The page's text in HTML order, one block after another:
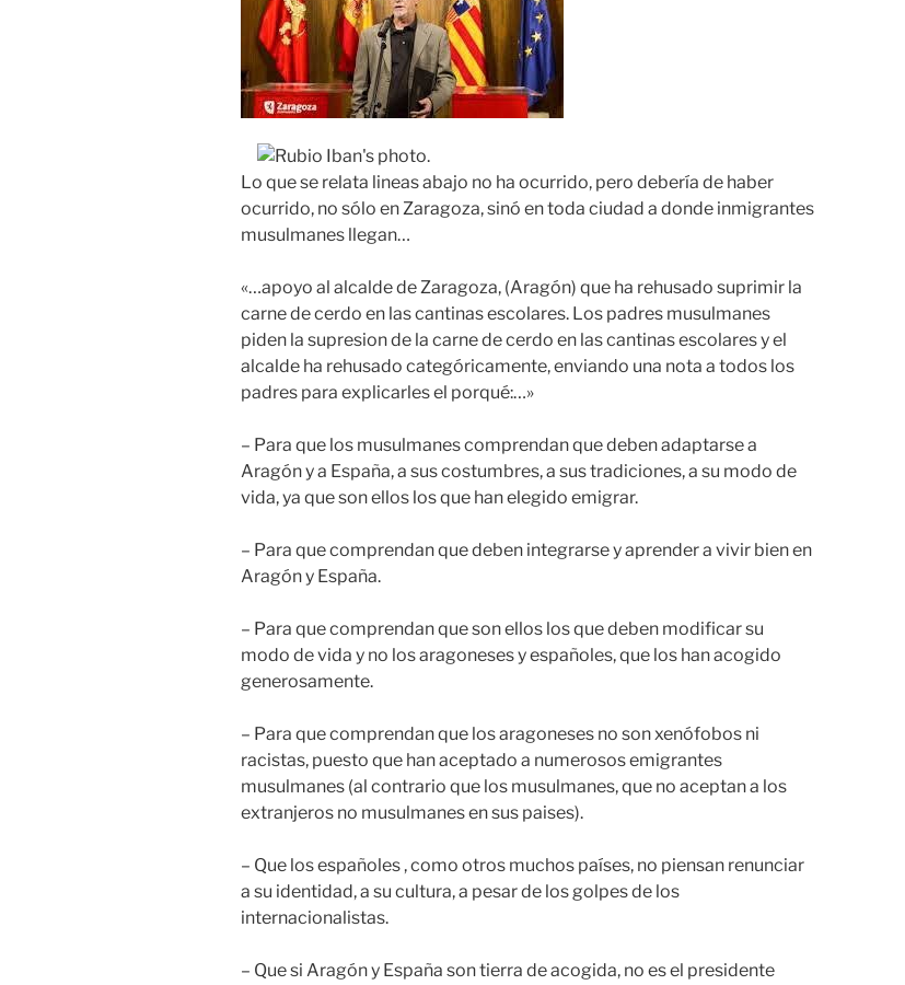
Lo que se relata lineas abajo no ha ocurrido, pero debería de haber
ocurrido, no sólo en Zaragoza, sinó en toda ciudad a donde inmigrantes
musulmanes llegan…
«…apoyo al alcalde de Zaragoza, (Aragón) que ha rehusado suprimir la
carne de cerdo en las cantinas escolares. Los padres musulmanes
piden la supresion de la carne de cerdo en las cantinas escolares y el
alcalde ha rehusado categóricamente, enviando una nota a todos los
padres para explicarles el porqué:…»
– Para que los musulmanes comprendan que deben adaptarse a
Aragón y a España, a sus costumbres, a sus tradiciones, a su modo de
vida, ya que son ellos los que han elegido emigrar.
– Para que comprendan que deben integrarse y aprender a vivir bien en
Aragón y España.
– Para que comprendan que son ellos los que deben modificar su
modo de vida y no los aragoneses y españoles, que los han acogido
generosamente.
– Para que comprendan que los aragoneses no son xenófobos ni
racistas, puesto que han aceptado a numerosos emigrantes
musulmanes (al contrario que los musulmanes, que no aceptan a los
extranjeros no musulmanes en sus paises).
– Que los españoles , como otros muchos países, no piensan renunciar
a su identidad, a su cultura, a pesar de los golpes de los
internacionalistas.
– Que si Aragón y España son tierra de acogida, no es el presidente